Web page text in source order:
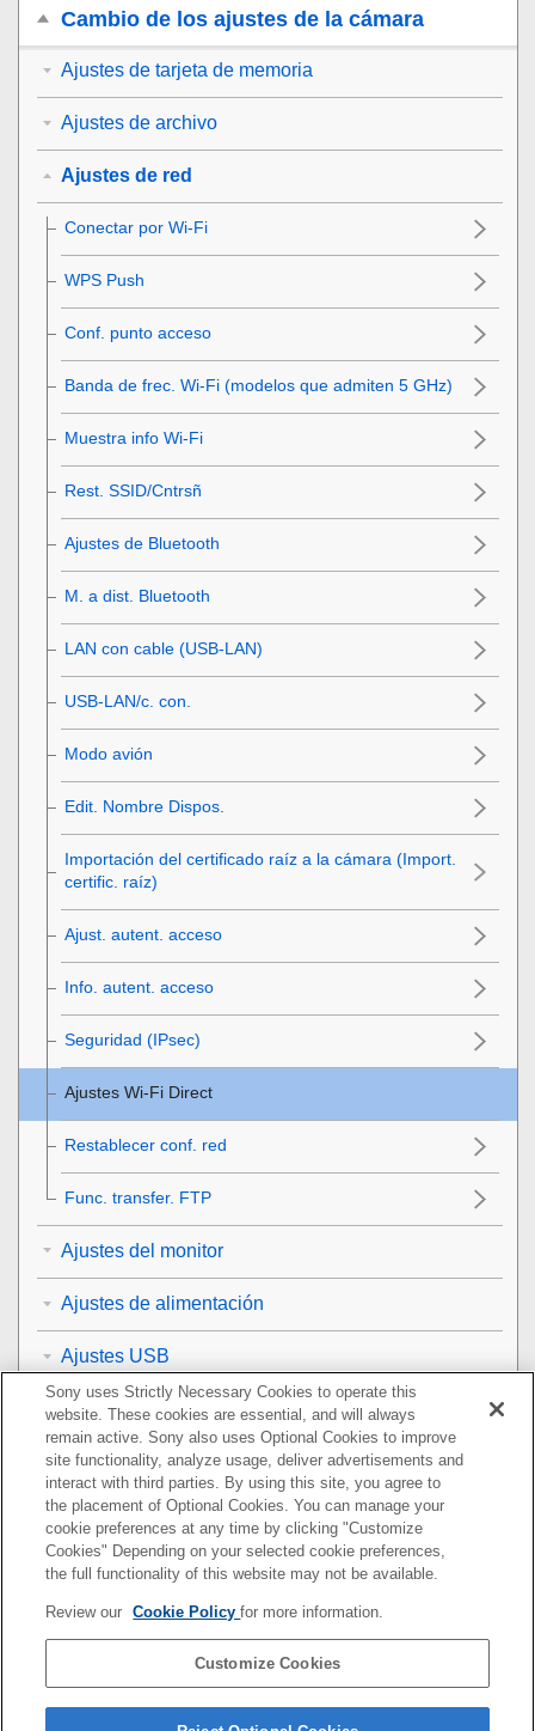
Cambio de los ajustes de la cámara
Ajustes de tarjeta de memoria
Ajustes de archivo
Ajustes de red
Conectar por Wi-Fi
WPS Push
Conf. punto acceso
Banda de frec. Wi-Fi (modelos que admiten 5 GHz)
Muestra info Wi-Fi
Rest. SSID/Cntrsñ
Ajustes de Bluetooth
M. a dist. Bluetooth
LAN con cable (USB-LAN)
USB-LAN/c. con.
Modo avión
Edit. Nombre Dispos.
Importación del certificado raíz a la cámara (Import.
certific. raíz)
Ajust. autent. acceso
Info. autent. acceso
Seguridad (IPsec)
Ajustes Wi-Fi Direct
Restablecer conf. red
Func. transfer. FTP
Ajustes del monitor
Ajustes de alimentación
Ajustes USB
Ajustes de salida a dispositivos externos
Ajustes generales
Funciones disponibles con un smartphone
Utilización de un ordenador
Uso del servicio en la nube
Sony uses Strictly Necessary Cookies to operate this
website. These cookies are essential, and will always
remain active. Sony also uses Optional Cookies to improve
site functionality, analyze usage, deliver advertisements and
interact with third parties. By using this site, you agree to
the placement of Optional Cookies. You can manage your
cookie preferences at any time by clicking "Customize
Cookies" Depending on your selected cookie preferences,
the full functionality of this website may not be available.
Review our Cookie Policyfor more information.
Customize Cookies